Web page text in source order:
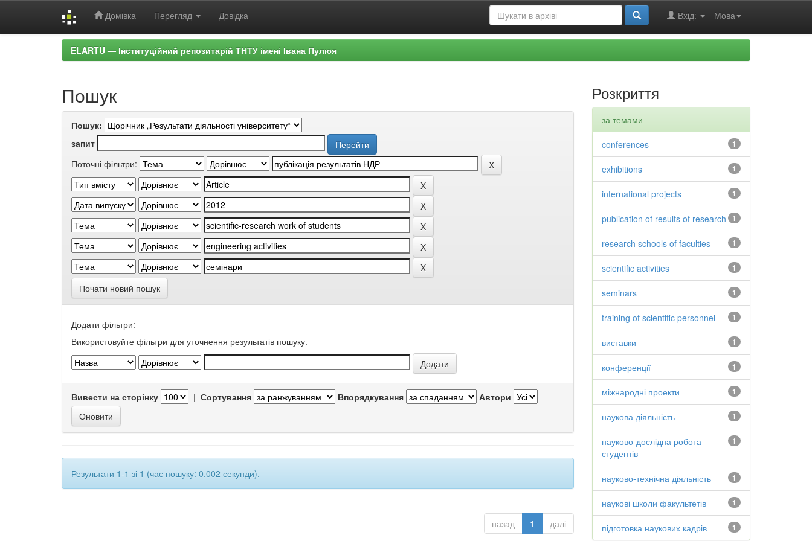
Домівка Перегляд Довідка Мова
Вхід:
ELARTU — Інституційний репозитарій ТНТУ імені Івана Пулюя
Пошук
Пошук:
запит
Поточні фільтри:
Почати новий пошук
Додати фільтри:
Використовуйте фільтри для уточнення результатів пошуку.
Вивести на сторінку | Сортування Впорядкування Автори
Результати 1-1 зі 1 (час пошуку: 0.002 секунди).
назад 1 далі
Розкриття
за темами
1
conferences
1
exhibitions
1
international projects
1
publication of results of research
1
research schools of faculties
1
scientific activities
1
seminars
1
training of scientific personnel
1
виставки
1
конференції
1
міжнародні проекти
1
наукова діяльність
1
науково-дослідна робота
студентів
1
науково-технічна діяльність
1
наукові школи факультетів
1
підготовка наукових кадрів